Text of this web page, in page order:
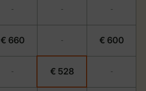
- - -
€ 660 - € 600
- € 528 -